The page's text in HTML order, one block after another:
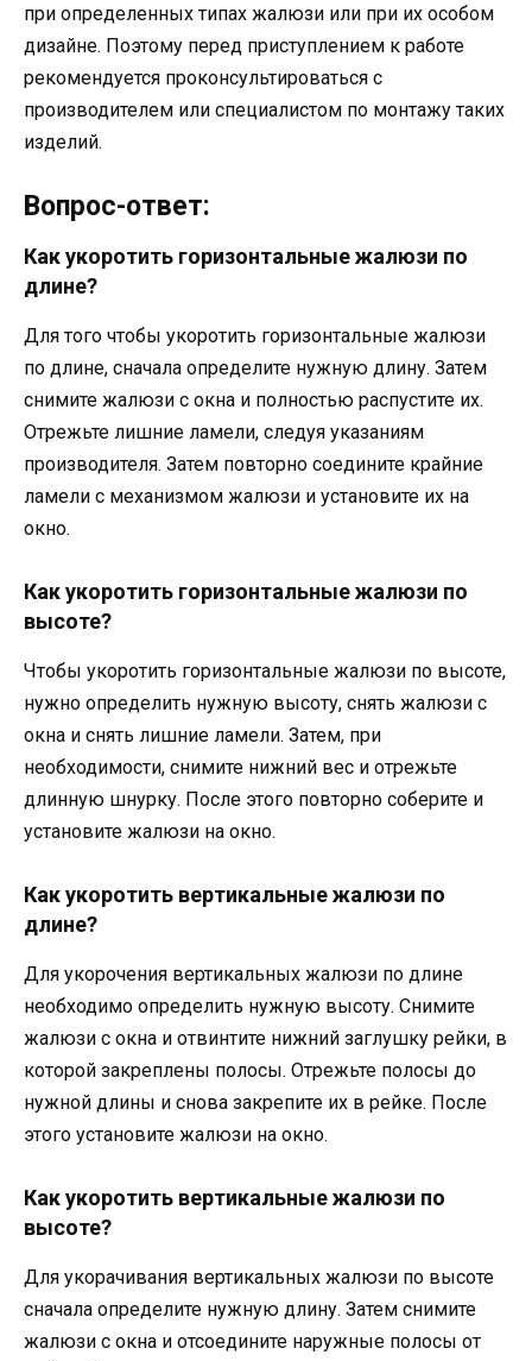
при определенных типах жалюзи или при их особом
дизайне. Поэтому перед приступлением к работе
рекомендуется проконсультироваться с
производителем или специалистом по монтажу таких
изделий.
Вопрос-ответ:
Как укоротить горизонтальные жалюзи по
длине?
Для того чтобы укоротить горизонтальные жалюзи
по длине, сначала определите нужную длину. Затем
снимите жалюзи с окна и полностью распустите их.
Отрежьте лишние ламели, следуя указаниям
производителя. Затем повторно соедините крайние
ламели с механизмом жалюзи и установите их на
окно.
Как укоротить горизонтальные жалюзи по
высоте?
Чтобы укоротить горизонтальные жалюзи по высоте,
нужно определить нужную высоту, снять жалюзи с
окна и снять лишние ламели. Затем, при
необходимости, снимите нижний вес и отрежьте
длинную шнурку. После этого повторно соберите и
установите жалюзи на окно.
Как укоротить вертикальные жалюзи по
длине?
Для укорочения вертикальных жалюзи по длине
необходимо определить нужную высоту. Снимите
жалюзи с окна и отвинтите нижний заглушку рейки, в
которой закреплены полосы. Отрежьте полосы до
нужной длины и снова закрепите их в рейке. После
этого установите жалюзи на окно.
Как укоротить вертикальные жалюзи по
высоте?
Для укорачивания вертикальных жалюзи по высоте
сначала определите нужную длину. Затем снимите
жалюзи с окна и отсоедините наружные полосы от